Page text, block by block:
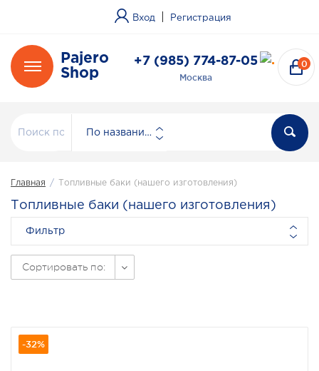
Вход Регистрация
Pajero
Shop
+7 (985) 774-87-05
Москва
0
По названию
Фильтр
Главная / Топливные баки (нашего изготовления)
Топливные баки (нашего изготовления)
Сортировать по:
-32%